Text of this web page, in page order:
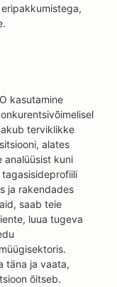
kasutamine
terviklikke
alates
analüüsist kuni
ja rakendades
saab teie
luua tugeva
täna ja vaata,
õitseb.